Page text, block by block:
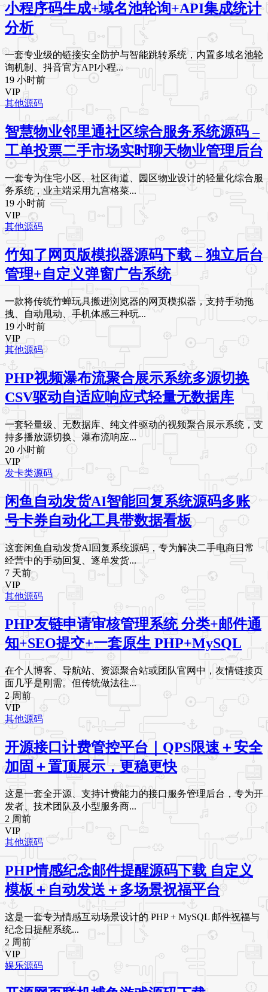
小程序码生成+域名池轮询+API集成统计
分析
一套专业级的链接安全防护与智能跳转系统，内置多域名池轮
询机制、抖音官方API小程...
19 小时前
VIP
其他源码
智慧物业邻里通社区综合服务系统源码 –
工单投票二手市场实时聊天物业管理后台
一套专为住宅小区、社区街道、园区物业设计的轻量化综合服
务系统，业主端采用九宫格菜...
19 小时前
VIP
其他源码
竹知了网页版模拟器源码下载 – 独立后台
管理+自定义弹窗广告系统
一款将传统竹蝉玩具搬进浏览器的网页模拟器，支持手动拖
拽、自动甩动、手机体感三种玩...
19 小时前
VIP
其他源码
PHP视频瀑布流聚合展示系统多源切换
CSV驱动自适应响应式轻量无数据库
一套轻量级、无数据库、纯文件驱动的视频聚合展示系统，支
持多播放源切换、瀑布流响应...
20 小时前
VIP
发卡类源码
闲鱼自动发货AI智能回复系统源码多账
号卡券自动化工具带数据看板
这套闲鱼自动发货AI回复系统源码，专为解决二手电商日常
经营中的手动回复、逐单发货...
7 天前
VIP
其他源码
PHP友链申请审核管理系统 分类+邮件通
知+SEO提交+一套原生 PHP+MySQL
在个人博客、导航站、资源聚合站或团队官网中，友情链接页
面几乎是刚需。但传统做法往...
2 周前
VIP
其他源码
开源接口计费管控平台｜QPS限速＋安全
加固＋置顶展示，更稳更快
这是一套全开源、支持计费能力的接口服务管理后台，专为开
发者、技术团队及小型服务商...
2 周前
VIP
其他源码
PHP情感纪念邮件提醒源码下载 自定义
模板＋自动发送＋多场景祝福平台
这是一套专为情感互动场景设计的 PHP + MySQL 邮件祝福与
纪念日提醒系统...
2 周前
VIP
娱乐源码